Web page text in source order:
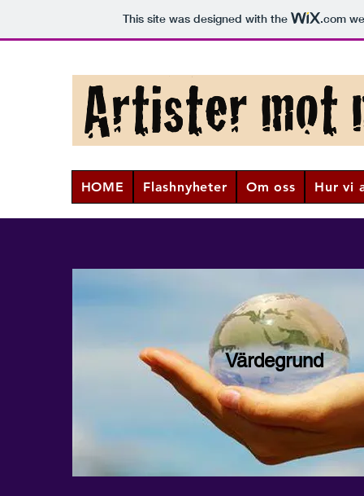
This site was designed with the .com
HOME Flashnyheter Om oss Hur vi
Värdegrund